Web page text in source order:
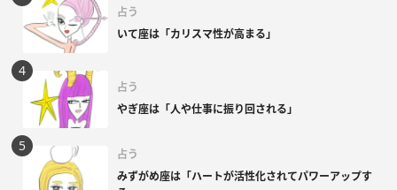
占う
いて座は「カリスマ性が高まる」
占う
やぎ座は「人や仕事に振り回される」
占う
みずがめ座は「ハートが活性化されてパワーアップす